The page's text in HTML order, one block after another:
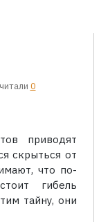
0
приводят
скрыться от
что по-
гибель
тайну, они